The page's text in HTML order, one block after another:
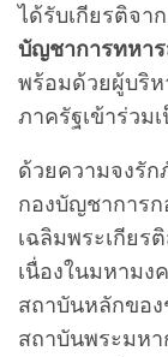
ได้รับเกียรติจาก
บัญชาการทหา
พร้อมด้วยผู้บริ
ภาครัฐเข้าร่วม
ด้วยความจงรั
กองบัญชาการ
เฉลิมพระเกียร
เนื่องในมหามง
สถาบันหลักขอ
สถาบันพระมห